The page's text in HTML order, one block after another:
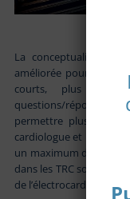
La conceptualisation
améliorée pour la
courts, plus
questions/réponses ;
permettre plus
cardiologue et
un maximum de
dans les TRC sont
de